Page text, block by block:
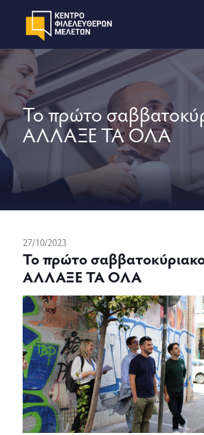
Το πρώτο
ΑΛΛΑΞΕ ΤΑ ΟΛΑ
27/10/2023
Το πρώτο
ΑΛΛΑΞΕ ΤΑ ΟΛΑ